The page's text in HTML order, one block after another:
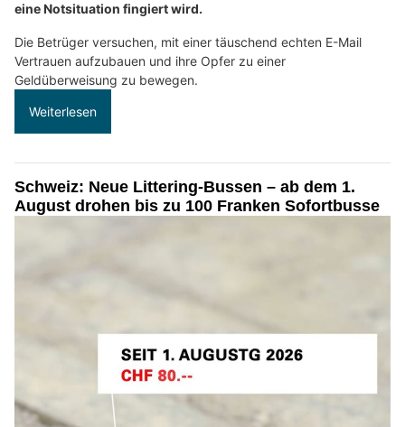
eine Notsituation fingiert wird.
Die Betrüger versuchen, mit einer täuschend echten E-Mail
Vertrauen aufzubauen und ihre Opfer zu einer
Geldüberweisung zu bewegen.
Weiterlesen
Schweiz: Neue Littering-Bussen – ab dem 1.
August drohen bis zu 100 Franken Sofortbusse